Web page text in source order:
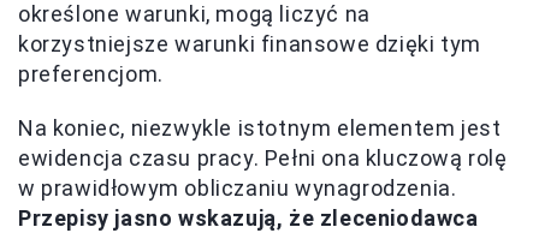
określone warunki, mogą liczyć na
korzystniejsze warunki finansowe dzięki tym
preferencjom.
Na koniec, niezwykle istotnym elementem jest
ewidencja czasu pracy. Pełni ona kluczową rolę
w prawidłowym obliczaniu wynagrodzenia.
Przepisy jasno wskazują, że zleceniodawca